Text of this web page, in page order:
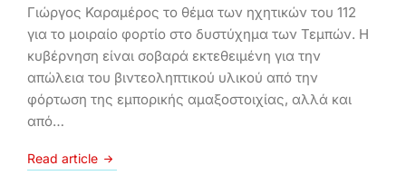
Γιώργος Καραμέρος το θέμα των ηχητικών του 112
για το μοιραίο φορτίο στο δυστύχημα των Τεμπών. Η
κυβέρνηση είναι σοβαρά εκτεθειμένη για την
απώλεια του βιντεοληπτικού υλικού από την
φόρτωση της εμπορικής αμαξοστοιχίας, αλλά και
από…
Read article